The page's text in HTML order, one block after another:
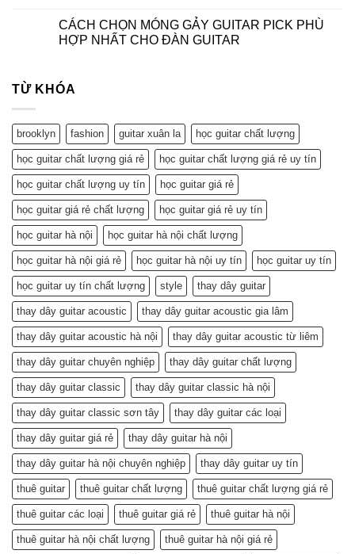
CÁCH CHỌN MÓNG GẢY GUITAR PICK PHÙ
HỢP NHẤT CHO ĐÀN GUITAR
TỪ KHÓA
brooklyn fashion guitar xuân la học guitar chất lượng
học guitar chất lượng giá rẻ học guitar chất lượng giá rẻ uy tín
học guitar chất lượng uy tín học guitar giá rẻ
học guitar giá rẻ chất lượng học guitar giá rẻ uy tín
học guitar hà nội học guitar hà nội chất lượng
học guitar hà nội giá rẻ học guitar hà nội uy tín học guitar uy tín
học guitar uy tín chất lượng style thay dây guitar
thay dây guitar acoustic thay dây guitar acoustic gia lâm
thay dây guitar acoustic hà nội thay dây guitar acoustic từ liêm
thay dây guitar chuyên nghiệp thay dây guitar chất lượng
thay dây guitar classic thay dây guitar classic hà nội
thay dây guitar classic sơn tây thay dây guitar các loại
thay dây guitar giá rẻ thay dây guitar hà nội
thay dây guitar hà nội chuyên nghiệp thay dây guitar uy tín
thuê guitar thuê guitar chất lượng thuê guitar chất lượng giá rẻ
thuê guitar các loại thuê guitar giá rẻ thuê guitar hà nội
thuê guitar hà nội chất lượng thuê guitar hà nội giá rẻ